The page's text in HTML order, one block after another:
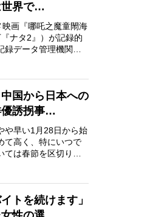
世界で…
画『哪吒之魔童閙海
ナタ2』）が記録的
データ管理機関で
国から日本への
誘拐事…
や早い1月28日から始
て高く、特にいつで
は春節を区切りに
トを続けます」